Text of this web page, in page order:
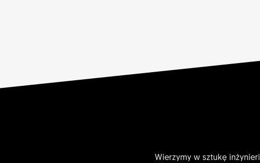
Wierzymy w sztukę